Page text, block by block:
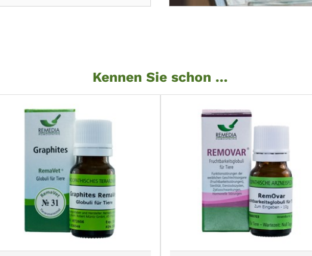
Kennen Sie schon ...